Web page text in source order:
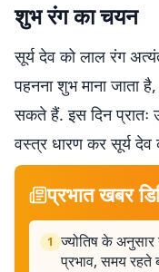
शुभ रंग का चयन
सूर्य देव को लाल रंग
पहनना शुभ माना जाता
सकते हैं. इस दिन प्रातः
वस्त्र धारण कर सूर्य देव
प्रभात खबर
1 ज्योतिष के
प्रभाव, समय रहते